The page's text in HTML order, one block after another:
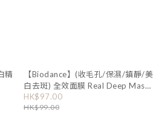
精
【Biodance】(收毛孔/保濕/鎮靜/美
白去斑) 全效面膜 Real Deep Mask
(4選1) (OY430)
HK$97.00
HK$99.00